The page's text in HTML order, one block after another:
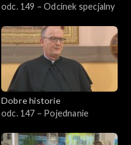
odc. 149 – Odcinek specjalny
Dobre historie
odc. 147 – Pojednanie